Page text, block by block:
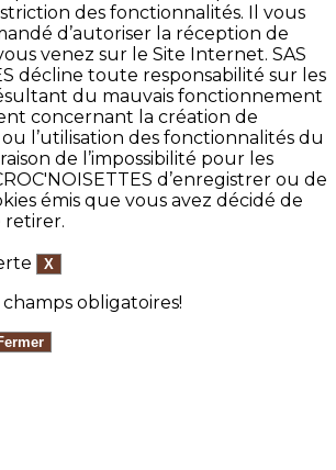
des fonctionnalités. Il vous
d’autoriser la réception de
venez sur le Site Internet. SAS
décline toute responsabilité sur les
du mauvais fonctionnement
concernant la création de
l’utilisation des fonctionnalités du
de l’impossibilité pour les
d’enregistrer ou de
émis que vous avez décidé de
retirer.
champs obligatoires!